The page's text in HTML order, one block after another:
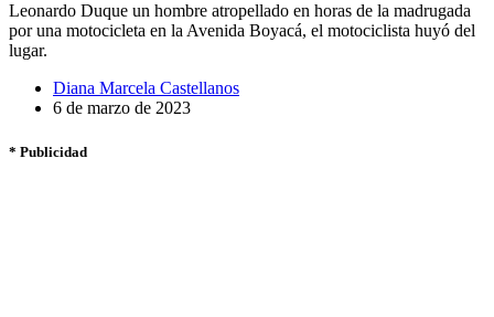
Leonardo Duque un hombre atropellado en horas de la madrugada
por una motocicleta en la Avenida Boyacá, el motociclista huyó del
lugar.
Diana Marcela Castellanos
6 de marzo de 2023
* Publicidad